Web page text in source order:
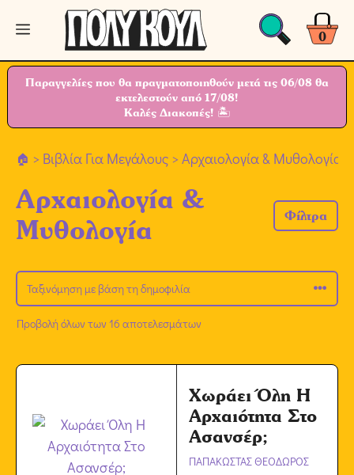
Μετάβαση
περιεχόμενο
0
Μενού
Παραγγελίες που θα πραγματοποιηθούν μετά τις 06/08 θα
εκτελεστούν από 17/08!
Καλές Διακοπές! 🏝
> Βιβλία Για Μεγάλους > Αρχαιολογία & Μυθολογία
Αρχαιολογία &
Μυθολογία
Φίλτρα
Προβολή όλων των 16 αποτελεσμάτων
Χωράει Όλη Η
Αρχαιότητα Στο
Ασανσέρ;
ΠΑΠΑΚΩΣΤΑΣ ΘΕΟΔΩΡΟΣ